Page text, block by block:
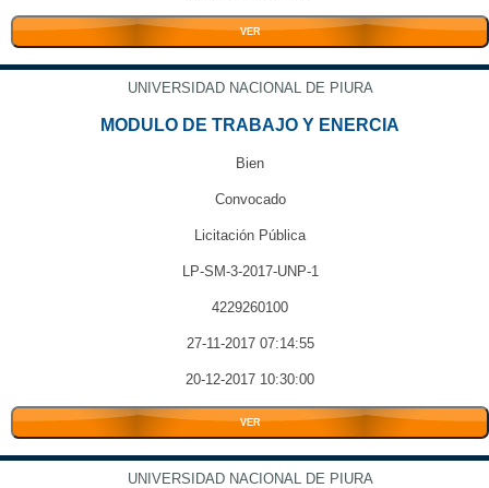
VER
UNIVERSIDAD NACIONAL DE PIURA
MODULO DE TRABAJO Y ENERCIA
Bien
Convocado
Licitación Pública
LP-SM-3-2017-UNP-1
4229260100
27-11-2017 07:14:55
20-12-2017 10:30:00
VER
UNIVERSIDAD NACIONAL DE PIURA